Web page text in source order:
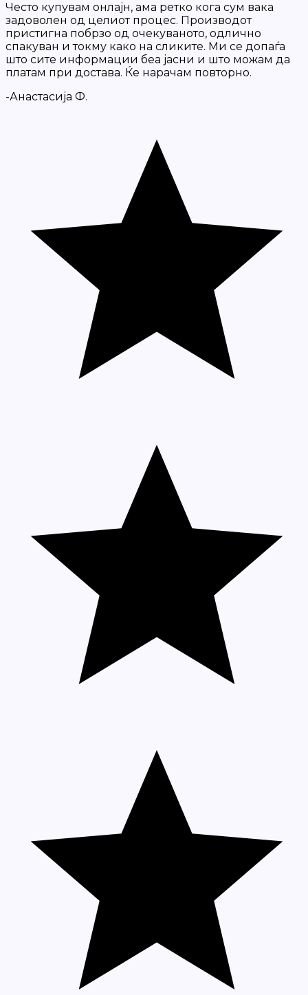
Често купувам онлајн, ама ретко кога сум вака
задоволен од целиот процес. Производот
пристигна побрзо од очекуваното, одлично
спакуван и токму како на сликите. Ми се допаѓа
што сите информации беа јасни и што можам да
платам при достава. Ќе нарачам повторно.
-Анастасија Ф.